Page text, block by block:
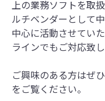
上の業務ソフトを取
ルチベンダーとして
中心に活動させてい
ラインでもご対応致し
ご興味のある方はぜ
をご覧ください。